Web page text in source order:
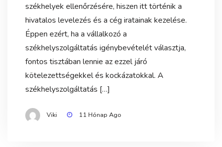
székhelyek ellenőrzésére, hiszen itt történik a
hivatalos levelezés és a cég iratainak kezelése.
Éppen ezért, ha a vállalkozó a
székhelyszolgáltatás igénybevételét választja,
fontos tisztában lennie az ezzel járó
kötelezettségekkel és kockázatokkal. A
székhelyszolgáltatás […]
Viki 11 Hónap Ago